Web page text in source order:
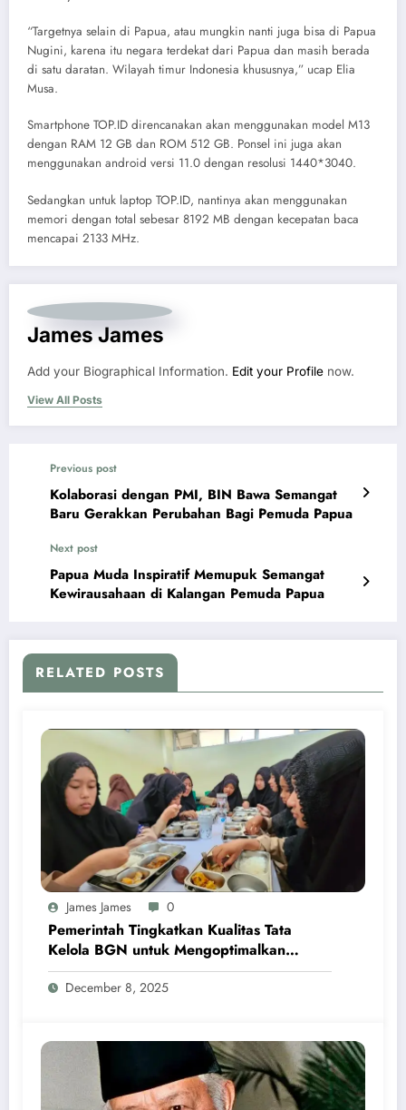
“Targetnya selain di Papua, atau mungkin nanti juga bisa di Papua
Nugini, karena itu negara terdekat dari Papua dan masih berada
di satu daratan. Wilayah timur Indonesia khususnya,” ucap Elia
Musa.
Smartphone TOP.ID direncanakan akan menggunakan model M13
dengan RAM 12 GB dan ROM 512 GB. Ponsel ini juga akan
menggunakan android versi 11.0 dengan resolusi 1440*3040.
Sedangkan untuk laptop TOP.ID, nantinya akan menggunakan
memori dengan total sebesar 8192 MB dengan kecepatan baca
mencapai 2133 MHz.
James James
Add your Biographical Information. Edit your Profile now.
View All Posts
Previous post
Kolaborasi dengan PMI, BIN Bawa Semangat
Baru Gerakkan Perubahan Bagi Pemuda Papua
Next post
Papua Muda Inspiratif Memupuk Semangat
Kewirausahaan di Kalangan Pemuda Papua
RELATED POSTS
James James 0
Pemerintah Tingkatkan Kualitas Tata
Kelola BGN untuk Mengoptimalkan
Program MBG
December 8, 2025